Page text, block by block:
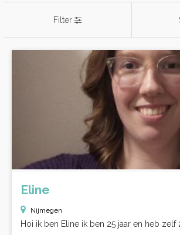
Filter
Eline
Nijmegen
Hoi ik ben Eline ik ben 25 jaar en heb zelf